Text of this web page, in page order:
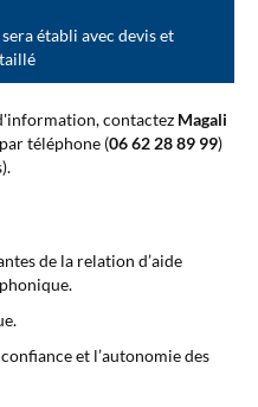
établi avec devis et
contactez Magali
téléphone (06 62 28 89 99)
de la relation d’aide
et l’autonomie des